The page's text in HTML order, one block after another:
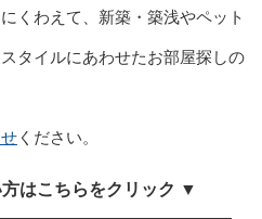
くわえて、新築・築浅やペット
タイルにあわせたお部屋探しの
ください。
はこちらをクリック ▼